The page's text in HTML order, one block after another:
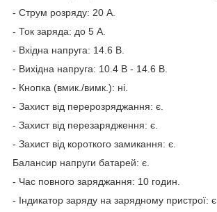
- Струм розряду: 20 А.
- Ток заряда: до 5 А.
- Вхідна напруга: 14.6 В.
- Вихідна напруга: 10.4 В - 14.6 В.
- Кнопка (вмик./вимк.): ні.
- Захист від перерозряджання: є.
- Захист від перезарядження: є.
- Захист від короткого замикання: є.
Балансир напруги батарей: є.
- Час повного заряджання: 10 годин.
- Індикатор заряду на зарядному пристрої: є.